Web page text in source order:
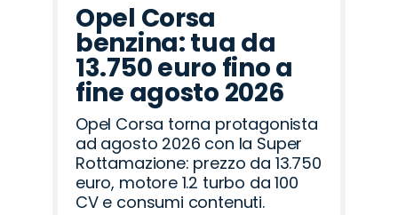
Opel Corsa
benzina: tua da
13.750 euro fino a
fine agosto 2026
Opel Corsa torna protagonista
ad agosto 2026 con la Super
Rottamazione: prezzo da 13.750
euro, motore 1.2 turbo da 100
CV e consumi contenuti.